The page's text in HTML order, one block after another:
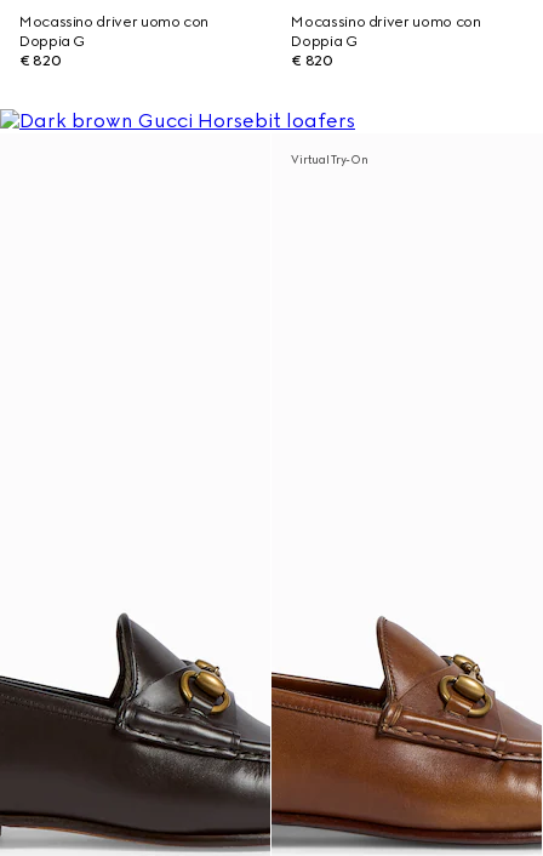
Mocassino driver uomo con
Doppia G
€ 820
Mocassino driver uomo con
Doppia G
€ 820
Virtual Try-On